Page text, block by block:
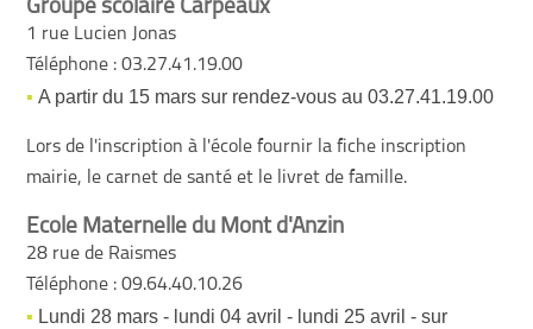
Groupe scolaire Carpeaux
1 rue Lucien Jonas
Téléphone : 03.27.41.19.00
A partir du 15 mars sur rendez-vous au 03.27.41.19.00
Lors de l'inscription à l'école fournir la fiche inscription
mairie, le carnet de santé et le livret de famille.
Ecole Maternelle du Mont d'Anzin
28 rue de Raismes
Téléphone : 09.64.40.10.26
Lundi 28 mars - lundi 04 avril - lundi 25 avril - sur